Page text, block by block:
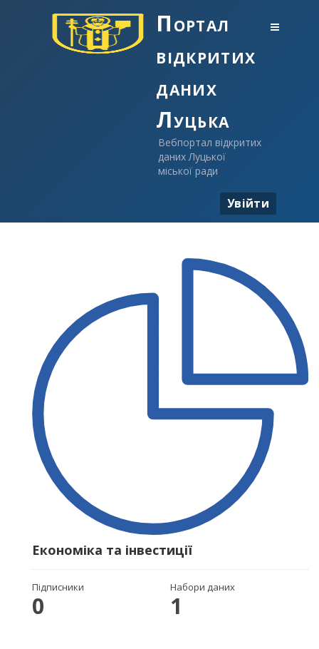
Портал
відкритих
даних
Луцька
Вебпортал відкритих
даних Луцької
міської ради
Увійти
Економіка та інвестиції
Підписники
0
Набори даних
1